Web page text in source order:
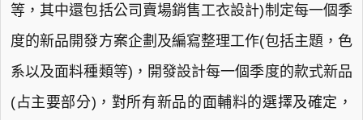
等，其中還包括公司賣場銷售工衣設計)制定每一個季
度的新品開發方案企劃及編寫整理工作(包括主題，色
系以及面料種類等)，開發設計每一個季度的款式新品
(占主要部分)，對所有新品的面輔料的選擇及確定，